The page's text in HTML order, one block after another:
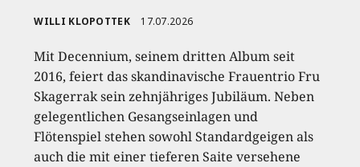
WILLI KLOPOTTEK 17.07.2026
Mit Decennium, seinem dritten Album seit
2016, feiert das skandinavische Frauentrio Fru
Skagerrak sein zehnjähriges Jubiläum. Neben
gelegentlichen Gesangseinlagen und
Flötenspiel stehen sowohl Standardgeigen als
auch die mit einer tieferen Saite versehene